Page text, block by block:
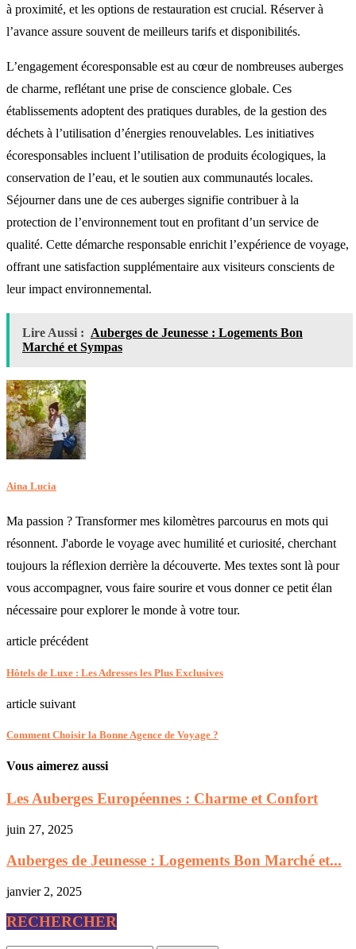
à proximité, et les options de restauration est crucial. Réserver à
l’avance assure souvent de meilleurs tarifs et disponibilités.
L’engagement écoresponsable est au cœur de nombreuses auberges
de charme, reflétant une prise de conscience globale. Ces
établissements adoptent des pratiques durables, de la gestion des
déchets à l’utilisation d’énergies renouvelables. Les initiatives
écoresponsables incluent l’utilisation de produits écologiques, la
conservation de l’eau, et le soutien aux communautés locales.
Séjourner dans une de ces auberges signifie contribuer à la
protection de l’environnement tout en profitant d’un service de
qualité. Cette démarche responsable enrichit l’expérience de voyage,
offrant une satisfaction supplémentaire aux visiteurs conscients de
leur impact environnemental.
Lire Aussi : Auberges de Jeunesse : Logements Bon
Marché et Sympas
Aina Lucia
Ma passion ? Transformer mes kilomètres parcourus en mots qui
résonnent. J'aborde le voyage avec humilité et curiosité, cherchant
toujours la réflexion derrière la découverte. Mes textes sont là pour
vous accompagner, vous faire sourire et vous donner ce petit élan
nécessaire pour explorer le monde à votre tour.
article précédent
Hôtels de Luxe : Les Adresses les Plus Exclusives
article suivant
Comment Choisir la Bonne Agence de Voyage ?
Vous aimerez aussi
Les Auberges Européennes : Charme et Confort
juin 27, 2025
Auberges de Jeunesse : Logements Bon Marché et...
janvier 2, 2025
RECHERCHER